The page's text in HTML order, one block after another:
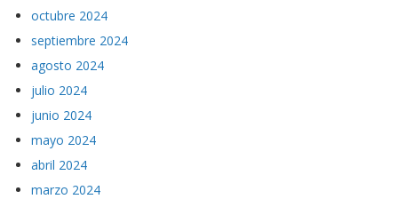
octubre 2024
septiembre 2024
agosto 2024
julio 2024
junio 2024
mayo 2024
abril 2024
marzo 2024